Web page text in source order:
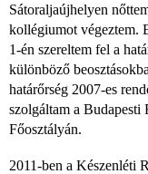
Sátoraljaújhelyen
kollégiumot végeztem.
1-én szereltem fel a
különböző
határőrség 2007-es
szolgáltam a Budapesti
Főosztályán.
2011-ben a Készenléti